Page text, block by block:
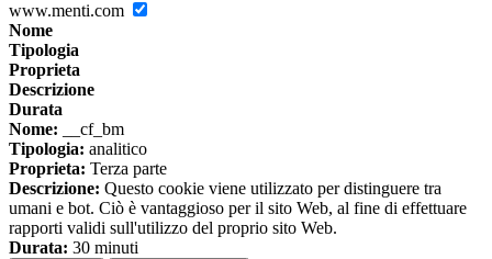
www.menti.com
Nome
Tipologia
Proprieta
Descrizione
Durata
Nome: __cf_bm
Tipologia: analitico
Proprieta: Terza parte
Descrizione: Questo cookie viene utilizzato per distinguere tra
umani e bot. Ciò è vantaggioso per il sito Web, al fine di effettuare
rapporti validi sull'utilizzo del proprio sito Web.
Durata: 30 minuti